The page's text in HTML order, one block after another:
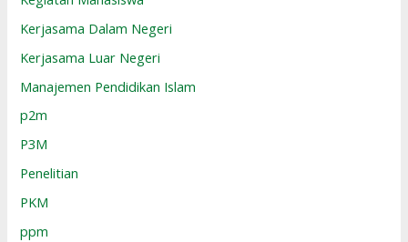
Kerjasama Dalam Negeri
Kerjasama Luar Negeri
Manajemen Pendidikan Islam
p2m
P3M
Penelitian
PKM
ppm